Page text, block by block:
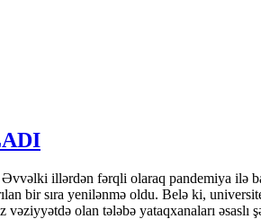
illərdən fərqli olaraq pandemiya ilə
bir sıra yenilənmə oldu. Belə ki,
olan tələbə yataqxanaları əsaslı